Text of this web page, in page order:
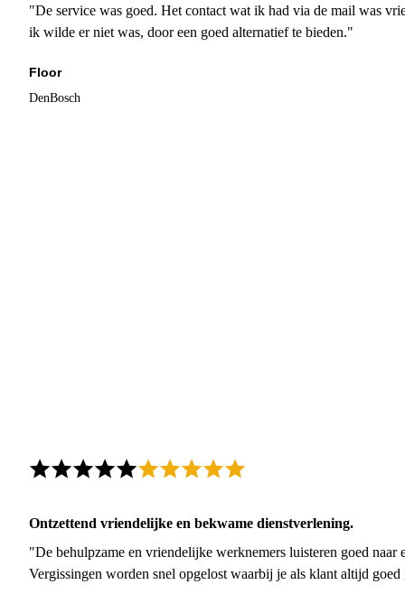
"De service was goed. Het contact wat ik had via de mail was
ik wilde er niet was, door een goed alternatief te bieden."
Floor
DenBosch
Ontzettend vriendelijke en bekwame dienstverlening.
"De behulpzame en vriendelijke werknemers luisteren goed naar
Vergissingen worden snel opgelost waarbij je als klant altijd